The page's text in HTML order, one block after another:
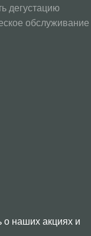
дегустацию
обслуживание
наших акциях и